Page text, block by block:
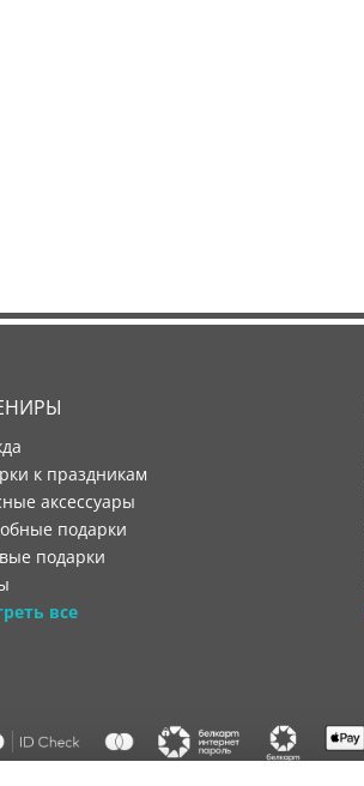
к праздникам
аксессуары
подарки
подарки
все